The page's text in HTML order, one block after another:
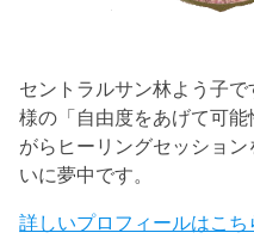
セントラルサン林よう子
様の「自由度をあげて可
がらヒーリングセッショ
いに夢中です。
詳しいプロフィールはこち